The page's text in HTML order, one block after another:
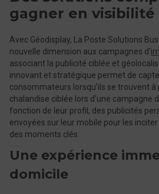
gagner en visibilité
Avec Géodisplay, La Poste Solutions
nouvelle dimension aux campagnes d’
associant la publicité ciblée et
innovant et stratégique permet de
consommateurs lorsqu’ils se trouvent
chalandise ciblée lors d’une campagne
fonction de leur profil, des publicités
envoyées sur leur mobile pour les
des moments clés.
Une expérience
domicile